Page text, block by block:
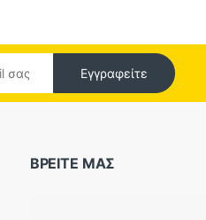
Εγγραφείτε
ΒΡΕΙΤΕ ΜΑΣ